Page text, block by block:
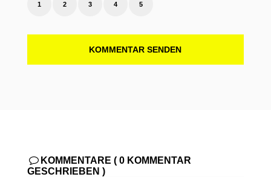
1 2 3 4 5
KOMMENTAR SENDEN
KOMMENTARE ( 0 KOMMENTAR
GESCHRIEBEN )